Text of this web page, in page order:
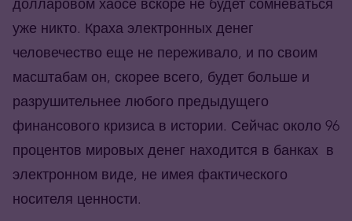
уже никто. Краха электронных денег
человечество еще не переживало, и по своим
масштабам он, скорее всего, будет больше и
разрушительнее любого предыдущего
финансового кризиса в истории. Сейчас около 96
процентов мировых денег находится в банках в
электронном виде, не имея фактического
носителя ценности.